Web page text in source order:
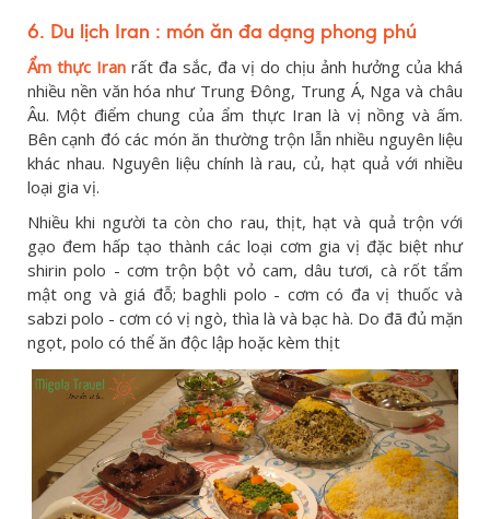
6. Du lịch Iran : món ăn đa dạng phong phú
Ẩm thực Iran rất đa sắc, đa vị do chịu ảnh hưởng của khá
nhiều nền văn hóa như Trung Đông, Trung Á, Nga và châu
Âu. Một điểm chung của ẩm thực Iran là vị nồng và ấm.
Bên cạnh đó các món ăn thường trộn lẫn nhiều nguyên liệu
khác nhau. Nguyên liệu chính là rau, củ, hạt quả với nhiều
loại gia vị.
Nhiều khi người ta còn cho rau, thịt, hạt và quả trộn với
gạo đem hấp tạo thành các loại cơm gia vị đặc biệt như
shirin polo - cơm trộn bột vỏ cam, dâu tươi, cà rốt tẩm
mật ong và giá đỗ; baghli polo - cơm có đa vị thuốc và
sabzi polo - cơm có vị ngò, thìa là và bạc hà. Do đã đủ mặn
ngọt, polo có thể ăn độc lập hoặc kèm thịt